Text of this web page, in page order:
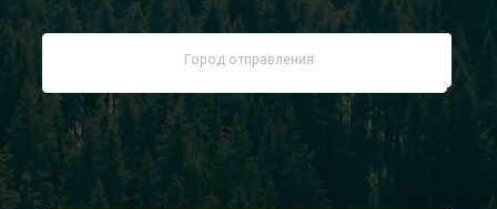
Заказать звонок
Контакты